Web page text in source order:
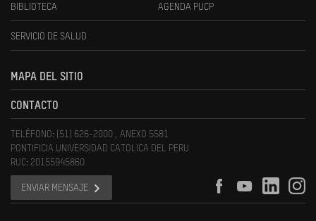
BIBLIOTECA AGENDA PUCP
SERVICIO DE SALUD
MAPA DEL SITIO
CONTACTO
TELÉFONO: (51) 626-2000 , ANEXO 5581
PONTIFICIA UNIVERSIDAD CATOLICA DEL PERU
RUC: 20155945860
ENVIAR MENSAJE